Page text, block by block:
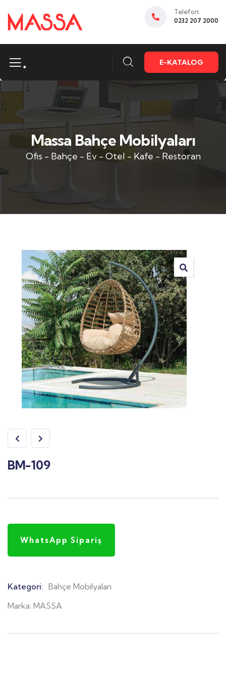
Telefon:
0232 207 2000
. E-KATALOG
Massa Bahçe Mobilyaları
Ofis - Bahçe - Ev - Otel - Kafe - Restoran
BM-109
WhatsApp Sipariş
Kategori: Bahçe Mobilyaları
Marka: MASSA